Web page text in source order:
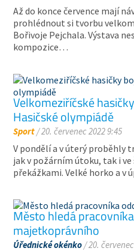
Až do konce července mají
prohlédnout si tvorbu
Bořivoje Pejchala. Výstava
kompozice…
Velkomeziříčské
Hasičské olympiádě
Sport/ 20. červenec 2022 9:45
V pondělí a v úterý proběhly
jak v požárním útoku, tak i ve
překážkami. Velké horko a
Město hledá
majetkoprávního
Úřednické okénko/ 20.